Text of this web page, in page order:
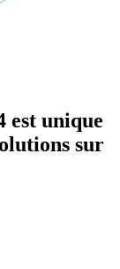
est unique
sur